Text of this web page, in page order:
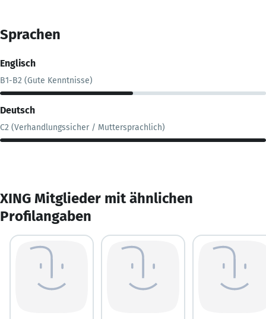
Sprachen
Englisch
B1-B2 (Gute Kenntnisse)
Deutsch
C2 (Verhandlungssicher / Muttersprachlich)
XING Mitglieder mit ähnlichen
Profilangaben